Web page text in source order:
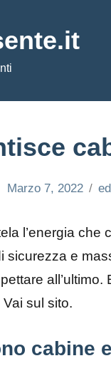
Marzo 7, 2022
l’energia che
sicurezza e
sul sito.
cabine